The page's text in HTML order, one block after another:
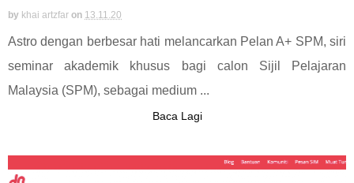
by khai artzfar on 13.11.20
Astro dengan berbesar hati melancarkan Pelan A+ SPM, siri
seminar akademik khusus bagi calon Sijil Pelajaran
Malaysia (SPM), sebagai medium ...
Baca Lagi